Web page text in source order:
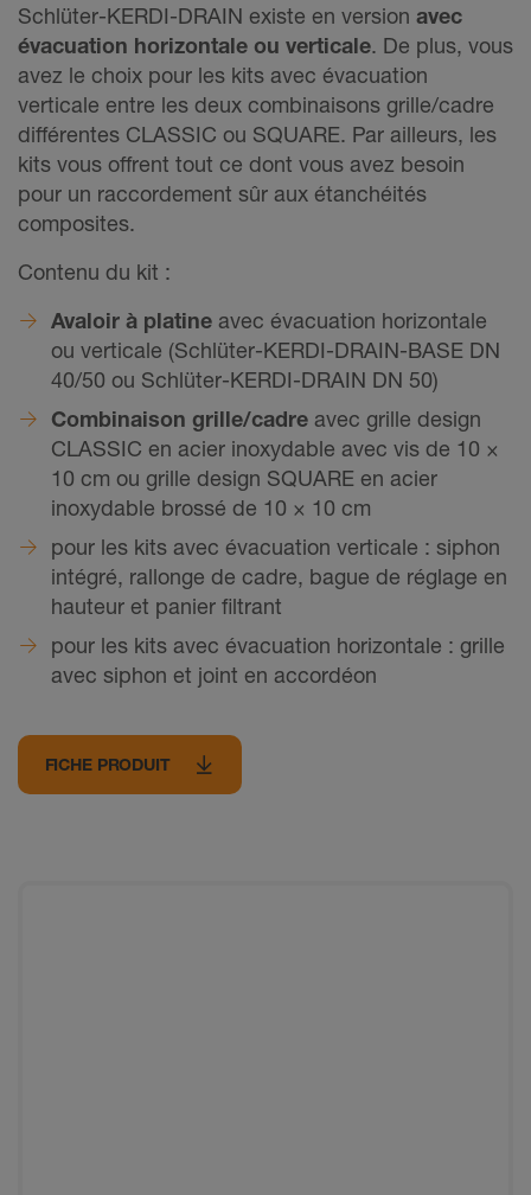
Schlüter-KERDI-DRAIN existe en version avec
évacuation horizontale ou verticale. De plus, vous
avez le choix pour les kits avec évacuation
verticale entre les deux combinaisons grille/cadre
différentes CLASSIC ou SQUARE. Par ailleurs, les
kits vous offrent tout ce dont vous avez besoin
pour un raccordement sûr aux étanchéités
composites.
Contenu du kit :
Avaloir à platine avec évacuation horizontale
ou verticale (Schlüter-KERDI-DRAIN-BASE DN
40/50 ou Schlüter-KERDI-DRAIN DN 50)
Combinaison grille/cadre avec grille design
CLASSIC en acier inoxydable avec vis de 10 ×
10 cm ou grille design SQUARE en acier
inoxydable brossé de 10 × 10 cm
pour les kits avec évacuation verticale : siphon
intégré, rallonge de cadre, bague de réglage en
hauteur et panier filtrant
pour les kits avec évacuation horizontale : grille
avec siphon et joint en accordéon
FICHE PRODUIT